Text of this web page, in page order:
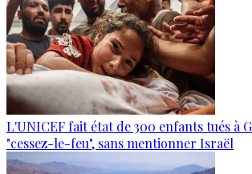
L'UNICEF fait état de 300 enfants tués à
"cessez-le-feu", sans mentionner Israël